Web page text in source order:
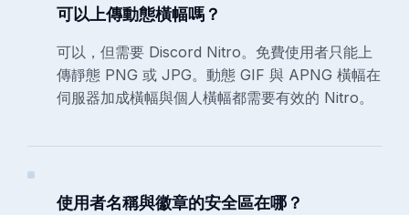
可以上傳動態橫幅嗎？
可以，但需要 Discord Nitro。免費使用者只能上
傳靜態 PNG 或 JPG。動態 GIF 與 APNG 橫幅在
伺服器加成橫幅與個人橫幅都需要有效的 Nitro。
使用者名稱與徽章的安全區在哪？